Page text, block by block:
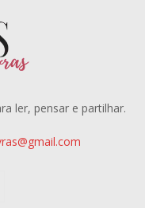
ler, pensar e partilhar.